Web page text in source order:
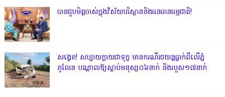
បានជួបមិត្តចាស់ក្នុងវិស័យបរិស្ថាននិងធនធានធម្មជាតិ!
សង្វេគ! សប្បាយក្លាយជាទុក្ខ មានករណីរថយន្តធ្លាក់ពីលើភ្នំ
គូលែន បណ្ដាលឱ្យស្លាប់មនុស្ស០៦នាក់ និងរបួស១៧នាក់